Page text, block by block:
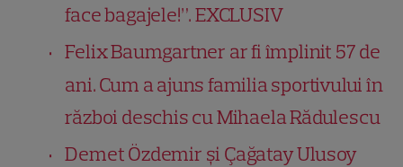
face bagajele!”. EXCLUSIV
Felix Baumgartner ar fi împlinit 57 de
ani. Cum a ajuns familia sportivului în
război deschis cu Mihaela Rădulescu
Demet Özdemir și Çağatay Ulusoy